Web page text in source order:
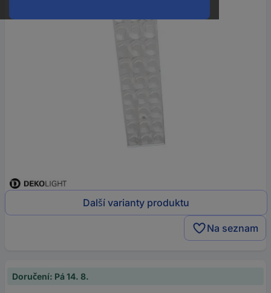
Další varianty produktu
Na seznam
Doručení: Pá 14. 8.